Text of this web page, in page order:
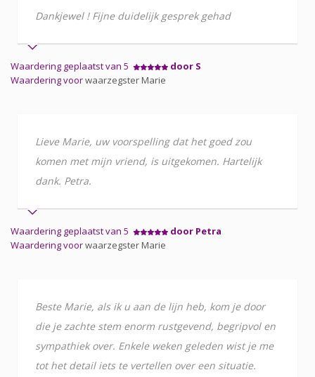
Dankjewel ! Fijne duidelijk gesprek gehad
Waardering geplaatst van 5
door S
Waardering voorwaarzegster Marie
Lieve Marie, uw voorspelling dat het goed zou
komen met mijn vriend, is uitgekomen. Hartelijk
dank. Petra.
Waardering geplaatst van 5
door Petra
Waardering voorwaarzegster Marie
Beste Marie, als ik u aan de lijn heb, kom je door
die je zachte stem enorm rustgevend, begripvol en
sympathiek over. Enkele weken geleden wist je me
tot het detail iets te vertellen over een situatie.